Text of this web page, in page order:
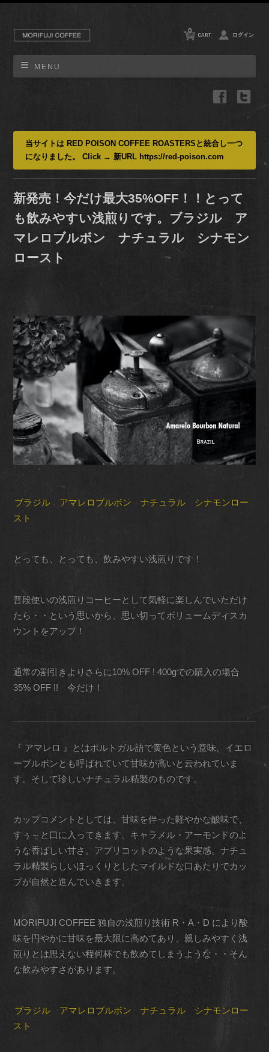
MENU
CART
0
ログイン
当サイトは RED POISON COFFEE ROASTERSと統合し一つ
になりました。 Click → 新URL https://red-poison.com
新発売！今だけ最大35%OFF！！とって
も飲みやすい浅煎りです。ブラジル ア
マレロブルボン ナチュラル シナモン
ロースト
ブラジル アマレロブルボン ナチュラル シナモンロー
スト
とっても、とっても、飲みやすい浅煎りです！
普段使いの浅煎りコーヒーとして気軽に楽しんでいただけ
たら・・という思いから、思い切ってボリュームディスカ
ウントをアップ！
通常の割引きよりさらに10% OFF ! 400gでの購入の場合
35% OFF !! 今だけ！
『 アマレロ 』とはポルトガル語で黄色という意味。イエロ
ーブルボンとも呼ばれていて甘味が高いと云われていま
す。そして珍しいナチュラル精製のものです。
カップコメントとしては、甘味を伴った軽やかな酸味で、
すぅ～と口に入ってきます。キャラメル・アーモンドのよ
うな香ばしい甘さ。アプリコットのような果実感。ナチュ
ラル精製らしいほっくりとしたマイルドな口あたりでカッ
プが自然と進んでいきます。
MORIFUJI COFFEE 独自の浅煎り技術 R・A・D により酸
味を円やかに甘味を最大限に高めてあり、親しみやすく浅
煎りとは思えない程何杯でも飲めてしまうような・・そん
な飲みやすさがあります。
ブラジル アマレロブルボン ナチュラル シナモンロー
スト